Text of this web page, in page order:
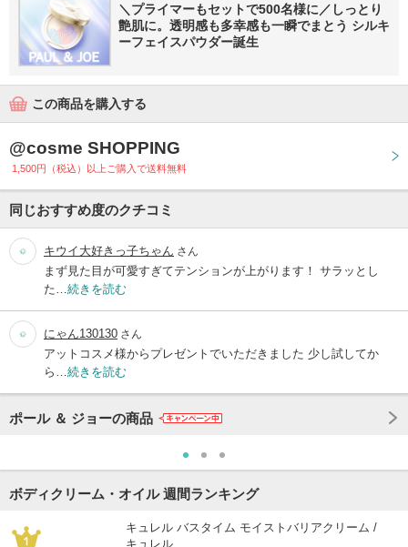
＼プライマーもセットで500名様に／しっとり
艶肌に。透明感も多幸感も一瞬でまとう シルキ
ーフェイスパウダー誕生
この商品を購入する
@cosme SHOPPING
1,500円（税込）以上ご購入で送料無料
同じおすすめ度のクチコミ
キウイ大好きっ子ちゃん さん
まず見た目が可愛すぎてテンションが上がります！ サラッとし
た… 続きを読む
にゃん130130 さん
アットコスメ様からプレゼントでいただきました 少し試してか
ら… 続きを読む
ポール ＆ ジョーの商品
ボディクリーム・オイル 週間ランキング
キュレル バスタイム モイストバリアクリーム /
キュレル